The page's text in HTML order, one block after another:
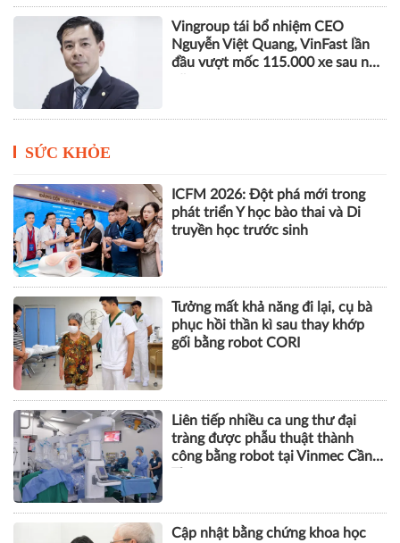
Vingroup tái bổ nhiệm CEO
Nguyễn Việt Quang, VinFast lần
đầu vượt mốc 115.000 xe sau nửa
SỨC KHỎE
ICFM 2026: Đột phá mới trong
phát triển Y học bào thai và Di
truyền học trước sinh
Tưởng mất khả năng đi lại, cụ bà
phục hồi thần kì sau thay khớp
gối bằng robot CORI
Liên tiếp nhiều ca ung thư đại
tràng được phẫu thuật thành
công bằng robot tại Vinmec Cần
Cập nhật bằng chứng khoa học